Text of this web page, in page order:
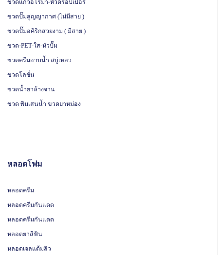
ขวดแก้วอโร่มา-หัวดรอปเปอร์
ขวดปั๊มสูญญากาศ (ไม่มีสาย )
ขวดปั๊มอคิริกสวยงาม ( มีสาย )
ขวด-PET-ใส-หัวปั๊ม
ขวดครีมอาบน้ำ สบู่เหลว
ขวดโลชั่น
ขวดน้ำยาล้างจาน
ขวด พิมเสนน้ำ ขวดยาหม่อง
หลอดโฟม
หลอดครีม
หลอดครีมกันแดด
หลอดครีมกันแดด
หลอดยาสีฟัน
หลอดเจลแต้มสิว